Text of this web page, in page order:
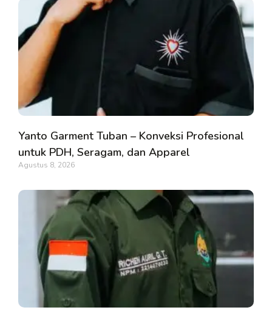
Yanto Garment Tuban – Konveksi Profesional
untuk PDH, Seragam, dan Apparel
Agustus 8, 2026